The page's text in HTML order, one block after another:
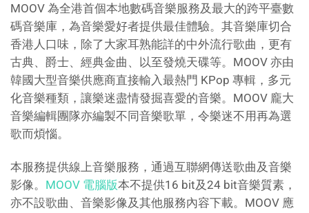
MOOV 為全港首個本地數碼音樂服務及最大的跨平臺數
碼音樂庫，為音樂愛好者提供最佳體驗。其音樂庫切合
香港人口味，除了大家耳熟能詳的中外流行歌曲，更有
古典、爵士、經典金曲、以至發燒天碟等。MOOV 亦由
韓國大型音樂供應商直接輸入最熱門 KPop 專輯，多元
化音樂種類，讓樂迷盡情發掘喜愛的音樂。MOOV 龐大
音樂編輯團隊亦編製不同音樂歌單，令樂迷不用再為選
歌而煩惱。
本服務提供線上音樂服務，通過互聯網傳送歌曲及音樂
影像。 MOOV 電腦版本不提供16 bit及24 bit音樂質素，
亦不設歌曲、音樂影像及其他服務內容下載。MOOV 應